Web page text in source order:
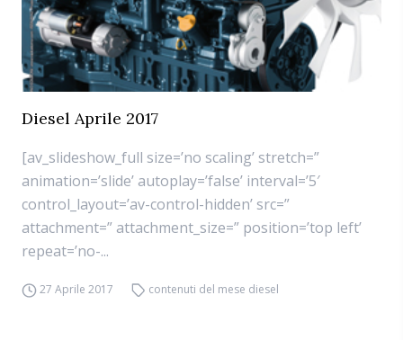
Diesel Aprile 2017
[av_slideshow_full size=’no scaling’ stretch=”
animation=’slide’ autoplay=’false’ interval=’5′
control_layout=’av-control-hidden’ src=”
attachment=” attachment_size=” position=’top left’
repeat=’no-...
27 Aprile 2017 contenuti del mese diesel